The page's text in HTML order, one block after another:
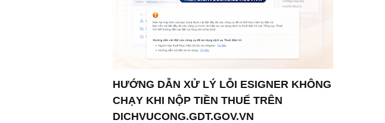
HƯỚNG DẪN XỬ LÝ LỖI ESIGNER KHÔNG
CHẠY KHI NỘP TIỀN THUẾ TRÊN
DICHVUCONG.GDT.GOV.VN